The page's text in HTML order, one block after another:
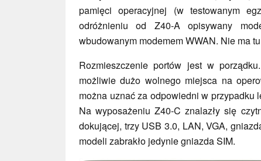
pamięci operacyjnej (w testowanym
odróżnieniu od Z40-A opisywany
wbudowanym modemem WWAN. Nie ma
Rozmieszczenie portów jest w
możliwie dużo wolnego miejsca na
można uznać za odpowiedni w przypadku
Na wyposażeniu Z40-C znalazły się
dokującej, trzy USB 3.0, LAN, VGA,
modeli zabrakło jedynie gniazda SIM.